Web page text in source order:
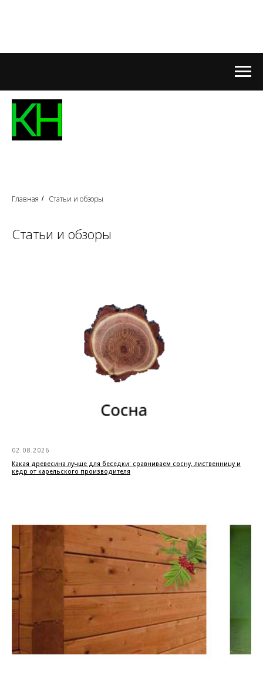
Главная / Статьи и обзоры
Статьи и обзоры
02.08.2026
Какая древесина лучше для беседки: сравниваем сосну, лиственницу и
кедр от карельского производителя